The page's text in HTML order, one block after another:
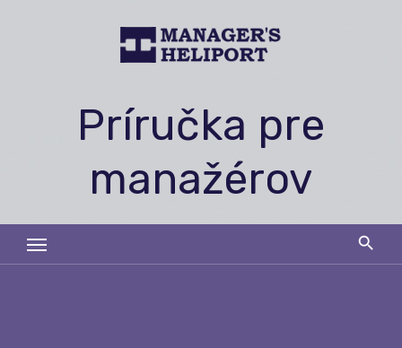
Príručka pre
manažérov